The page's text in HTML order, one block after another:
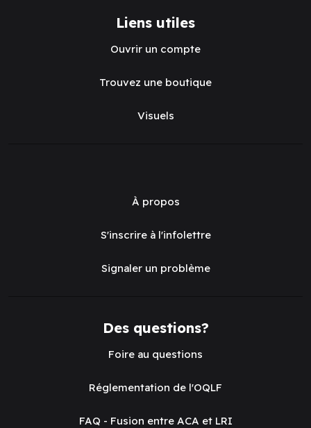
Liens utiles
Ouvrir un compte
Trouvez une boutique
Visuels
À propos
S'inscrire à l'infolettre
Signaler un problème
Des questions?
Foire au questions
Réglementation de l'OQLF
FAQ - Fusion entre ACA et LRI